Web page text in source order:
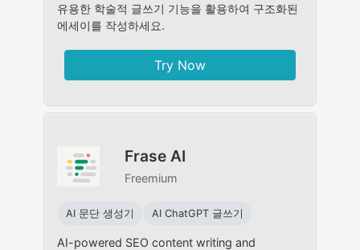
유용한 학술적 글쓰기 기능을 활용하여 구조화된
에세이를 작성하세요.
Try Now
Frase AI
Freemium
AI 문단 생성기 AI ChatGPT 글쓰기
AI-powered SEO content writing and